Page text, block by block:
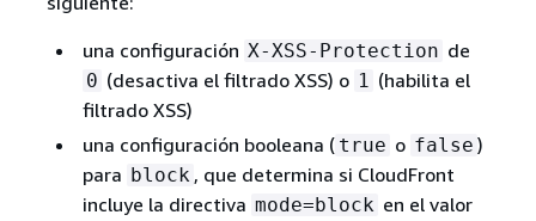
una configuración X-XSS-Protection de
0 (desactiva el filtrado XSS) o 1 (habilita el
filtrado XSS)
una configuración booleana ( true o false )
para block , que determina si CloudFront
incluye la directiva mode=block en el valor